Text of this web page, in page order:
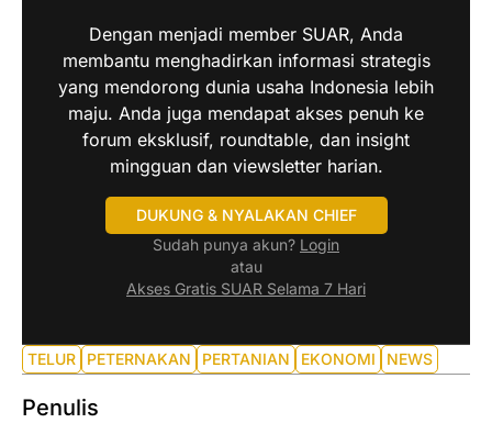
Dengan menjadi member SUAR, Anda
membantu menghadirkan informasi strategis
yang mendorong dunia usaha Indonesia lebih
maju. Anda juga mendapat akses penuh ke
forum eksklusif, roundtable, dan insight
mingguan dan viewsletter harian.
DUKUNG & NYALAKAN CHIEF
Sudah punya akun? Login
atau
Akses Gratis SUAR Selama 7 Hari
TELUR PETERNAKAN PERTANIAN EKONOMI NEWS
Penulis